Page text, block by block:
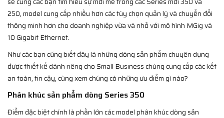
250, model cung cấp nhiều hơn các tùy chọn quản lý và chuyển đổi
thông minh hơn cho doanh nghiệp vừa và nhỏ với mô hình MGig và
10 Gigabit Ethernet.
Như các bạn cũng biết đây là những dòng sản phẩm chuyên dụng
được thiết kế dành riêng cho Small Business chúng cung cấp các kết
an toàn, tin cậy, cùng xem chúng có những ưu điểm gì nào?
Phân khúc sản phẩm dòng Series 350
Điểm đặc biệt chính là phần lớn các model phân khúc dòng sản